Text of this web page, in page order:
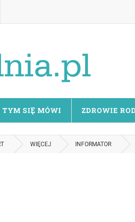
TYM SIĘ MÓWI ZDROWIE
WIĘCEJ INFORMATOR